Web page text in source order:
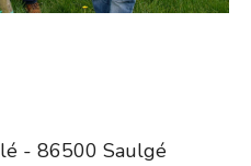
- 86500 Saulgé